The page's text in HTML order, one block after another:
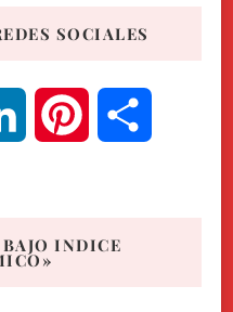
SOCIALES
LinkedInPinterest
INDICE